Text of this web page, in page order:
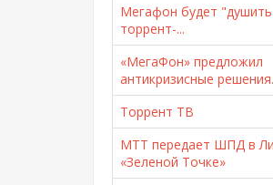
Мегафон будет
торрент-...
«МегаФон» предложил
антикризисные
Торрент ТВ
МТТ передает ШПД в
«Зеленой Точке»